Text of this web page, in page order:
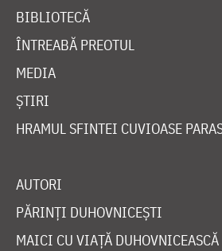
BIBLIOTECĂ
ÎNTREABĂ PREOTUL
MEDIA
ȘTIRI
HRAMUL SFINTEI CUVIOASE
AUTORI
PĂRINȚI DUHOVNICEȘTI
MAICI CU VIAȚĂ DUHOVNICEASCĂ